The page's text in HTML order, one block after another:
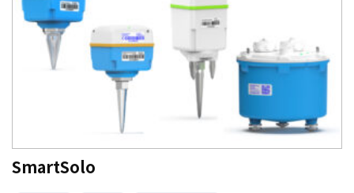
SmartSolo